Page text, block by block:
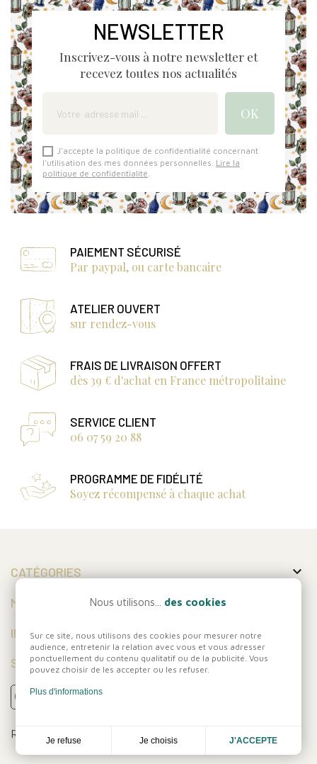
NEWSLETTER
Inscrivez-vous à notre newsletter et
recevez toutes nos actualités
J'accepte la politique de confidentialité concernant
l'utilisation des mes données personnelles. Lire la
politique de confidentialité
PAIEMENT SÉCURISÉ
Par paypal, ou carte bancaire
ATELIER OUVERT
sur rendez-vous
FRAIS DE LIVRAISON OFFERT
dès 39 € d'achat en France métropolitaine
SERVICE CLIENT
06 07 59 20 88
PROGRAMME DE FIDÉLITÉ
Soyez récompensé à chaque achat
CATÉGORIES 
MON COMPTE
INFORMATIONS
SUIVEZ-NOUS
Réalisation
Nous utilisons... des cookies
Sur ce site, nous utilisons des cookies pour mesurer notre
audience, entretenir la relation avec vous et vous adresser
ponctuellement du contenu qualitatif ou de la publicité. Vous
pouvez choisir de les accepter ou les refuser.
Plus d'informations
Je refuse Je choisis J'ACCEPTE